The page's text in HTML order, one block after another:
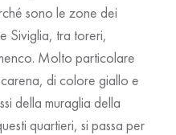
sono le zone dei
Siviglia, tra toreri,
Molto particolare
, di colore giallo e
della muraglia della
quartieri, si passa per